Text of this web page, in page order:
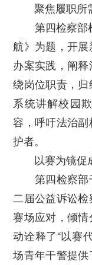
聚焦履职所
第四检察部
航》为题，开
办案实践，阐
绕岗位职责，归
系统讲解校园
容，呼吁法治
护者。
以赛为镜促
第四检察部
二届公益诉讼
赛场应对，倾
动诠释了“以赛
场青年干警提